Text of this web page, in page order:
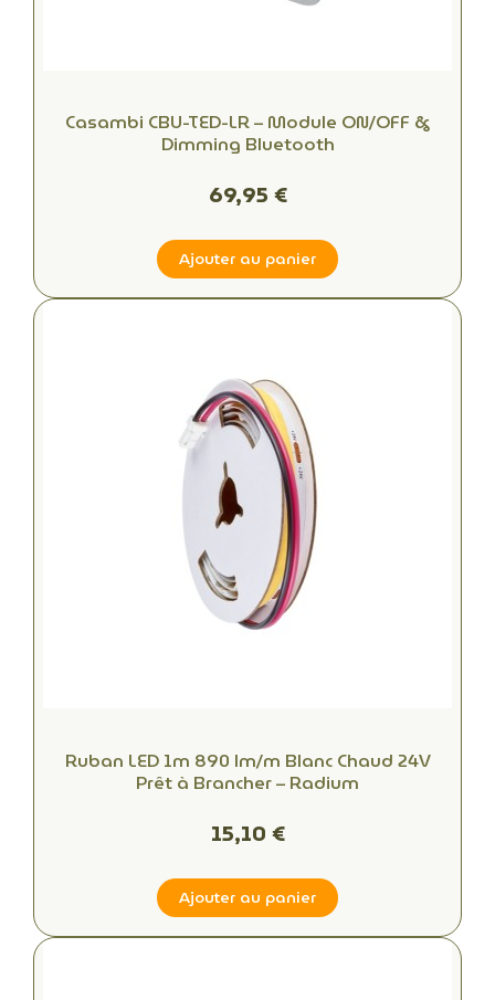
Casambi CBU-TED-LR – Module ON/OFF &
Dimming Bluetooth
69,95 €
Ajouter au panier
Ruban LED 1m 890 lm/m Blanc Chaud 24V
Prêt à Brancher – Radium
15,10 €
Ajouter au panier